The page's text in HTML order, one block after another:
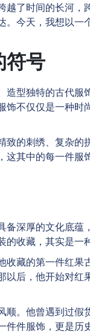
了时间的长河，
今天，我想以
符号
型独特的古代
不仅仅是一种时
的刺绣、复杂的
其中的每一件服
深厚的文化底
收藏，其实是一
藏的第一件红
后，他开始对
。他曾遇到过
件服饰，更是历